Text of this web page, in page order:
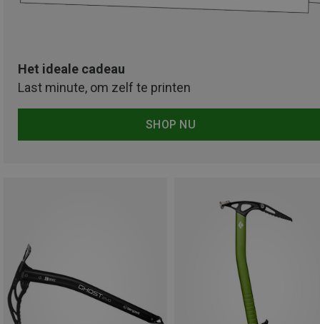
Het ideale cadeau
Last minute, om zelf te printen
SHOP NU